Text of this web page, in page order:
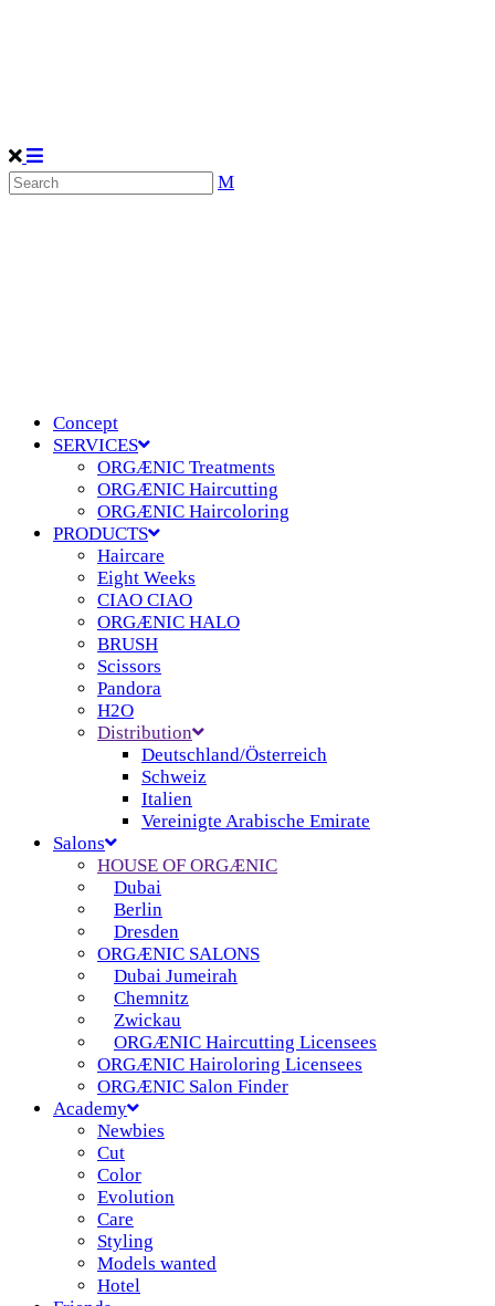
Concept
SERVICES
ORGÆNIC Treatments
ORGÆNIC Haircutting
ORGÆNIC Haircoloring
PRODUCTS
Haircare
Eight Weeks
CIAO CIAO
ORGÆNIC HALO
BRUSH
Scissors
Pandora
H2O
Distribution
Deutschland/Österreich
Schweiz
Italien
Vereinigte Arabische Emirate
Salons
HOUSE OF ORGÆNIC
Dubai
Berlin
Dresden
ORGÆNIC SALONS
Dubai Jumeirah
Chemnitz
Zwickau
ORGÆNIC Haircutting Licensees
ORGÆNIC Hairoloring Licensees
ORGÆNIC Salon Finder
Academy
Newbies
Cut
Color
Evolution
Care
Styling
Models wanted
Hotel